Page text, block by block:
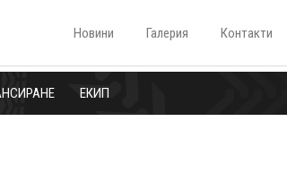
ЕКИП
Новини Галерия Контакти